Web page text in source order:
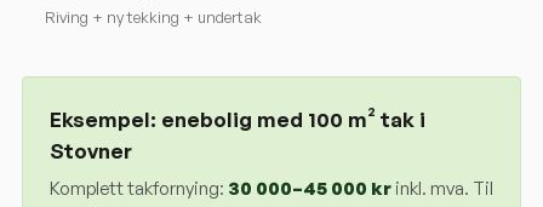
Riving + ny tekking + undertak
Eksempel: enebolig med 100 m² tak i
Stovner
Komplett takfornying: 30 000–45 000 kr inkl. mva. Til